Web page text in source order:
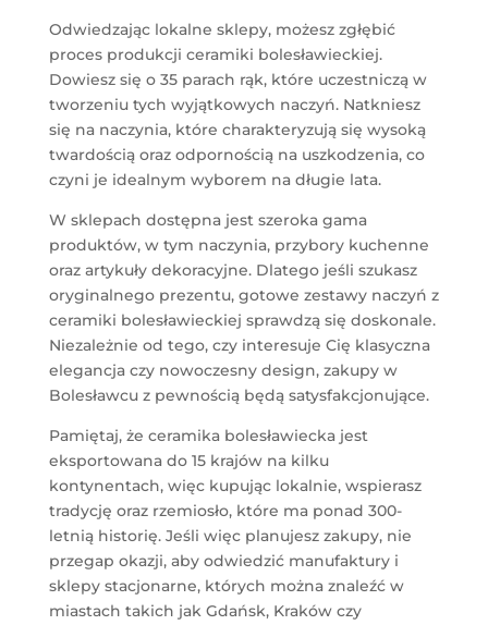
Odwiedzając lokalne sklepy, możesz zgłębić
proces produkcji ceramiki bolesławieckiej.
Dowiesz się o 35 parach rąk, które uczestniczą w
tworzeniu tych wyjątkowych naczyń. Natkniesz
się na naczynia, które charakteryzują się wysoką
twardością oraz odpornością na uszkodzenia, co
czyni je idealnym wyborem na długie lata.
W sklepach dostępna jest szeroka gama
produktów, w tym naczynia, przybory kuchenne
oraz artykuły dekoracyjne. Dlatego jeśli szukasz
oryginalnego prezentu, gotowe zestawy naczyń z
ceramiki bolesławieckiej sprawdzą się doskonale.
Niezależnie od tego, czy interesuje Cię klasyczna
elegancja czy nowoczesny design, zakupy w
Bolesławcu z pewnością będą satysfakcjonujące.
Pamiętaj, że ceramika bolesławiecka jest
eksportowana do 15 krajów na kilku
kontynentach, więc kupując lokalnie, wspierasz
tradycję oraz rzemiosło, które ma ponad 300-
letnią historię. Jeśli więc planujesz zakupy, nie
przegap okazji, aby odwiedzić manufaktury i
sklepy stacjonarne, których można znaleźć w
miastach takich jak Gdańsk, Kraków czy